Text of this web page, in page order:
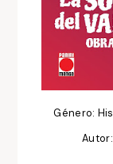
Género: